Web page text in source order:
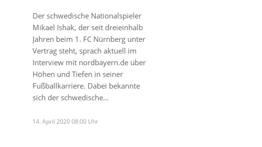
Der schwedische Nationalspieler
Mikael Ishak, der seit dreieinhalb
Jahren beim 1. FC Nürnberg unter
Vertrag steht, sprach aktuell im
Interview mit nordbayern.de über
Höhen und Tiefen in seiner
Fußballkarriere. Dabei bekannte
sich der schwedische…
14. April 2020 08:00 Uhr